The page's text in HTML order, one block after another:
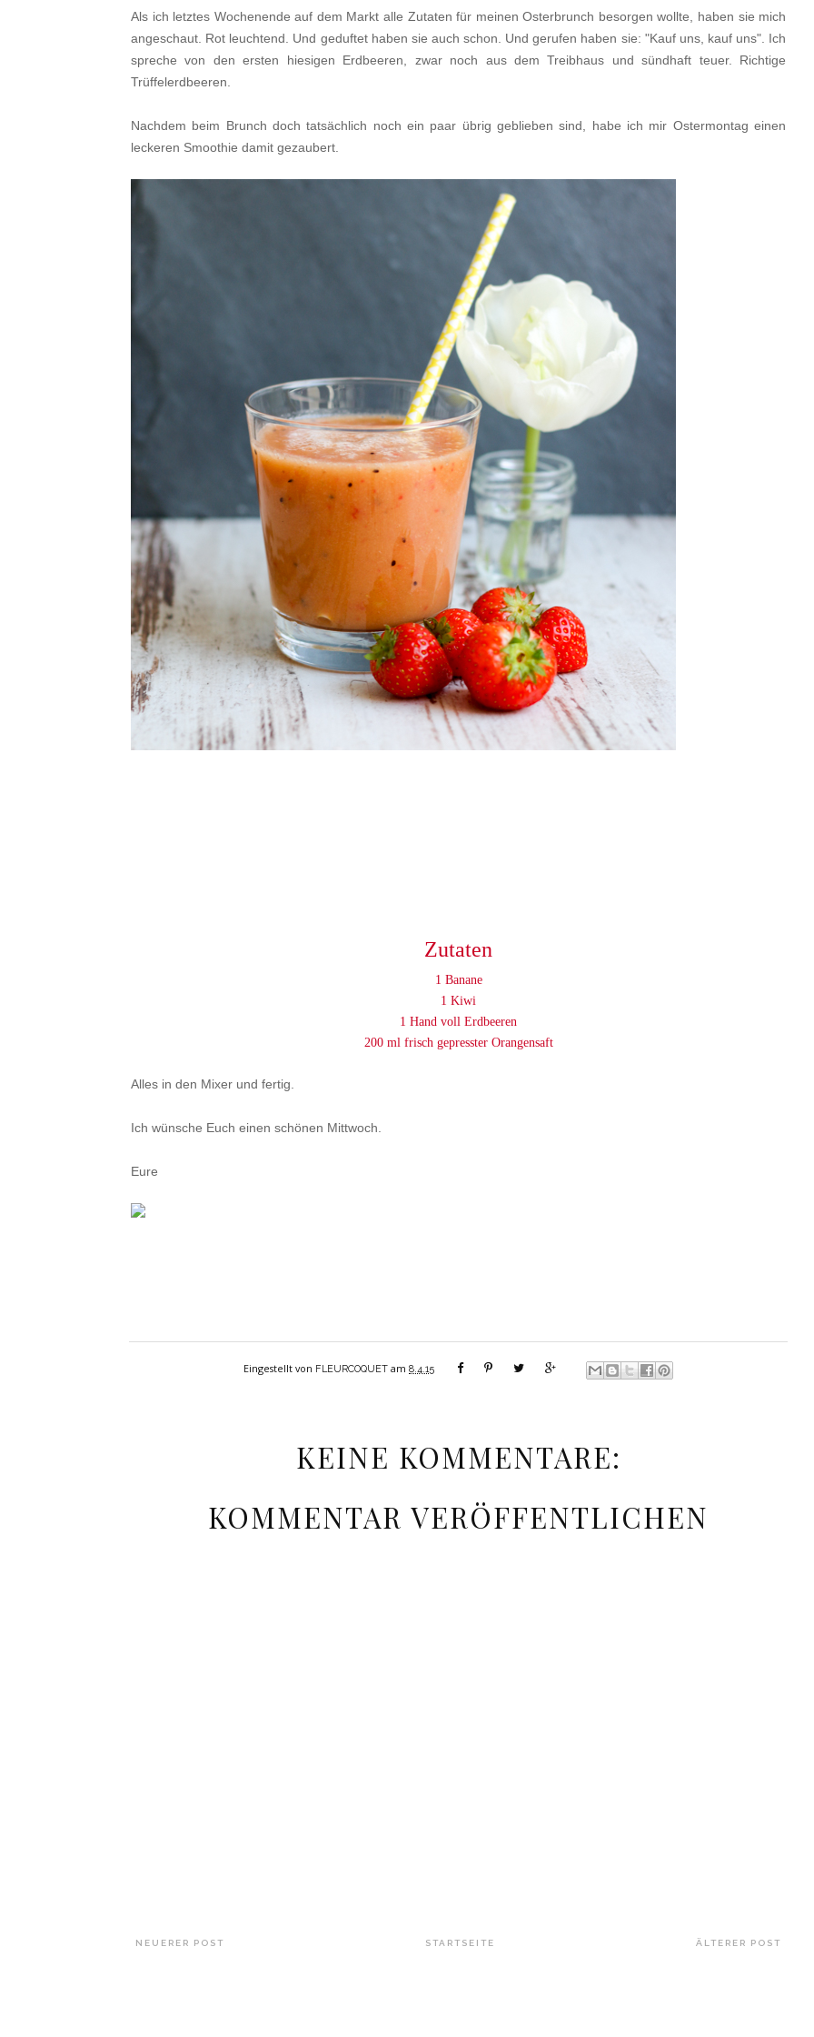
Als ich letztes Wochenende auf dem Markt alle Zutaten für meinen Osterbrunch besorgen wollte, haben sie mich
angeschaut. Rot leuchtend. Und geduftet haben sie auch schon. Und gerufen haben sie: "Kauf uns, kauf uns". Ich
spreche von den ersten hiesigen Erdbeeren, zwar noch aus dem Treibhaus und sündhaft teuer. Richtige
Trüffelerdbeeren.
Nachdem beim Brunch doch tatsächlich noch ein paar übrig geblieben sind, habe ich mir Ostermontag einen
leckeren Smoothie damit gezaubert.
Zutaten
1 Banane
1 Kiwi
1 Hand voll Erdbeeren
200 ml frisch gepresster Orangensaft
Alles in den Mixer und fertig.
Ich wünsche Euch einen schönen Mittwoch.
Eure
Eingestellt von FLEURCOQUET am8.4.15
KEINE KOMMENTARE:
KOMMENTAR VERÖFFENTLICHEN
NEUERER POST ÄLTERER POST
STARTSEITE